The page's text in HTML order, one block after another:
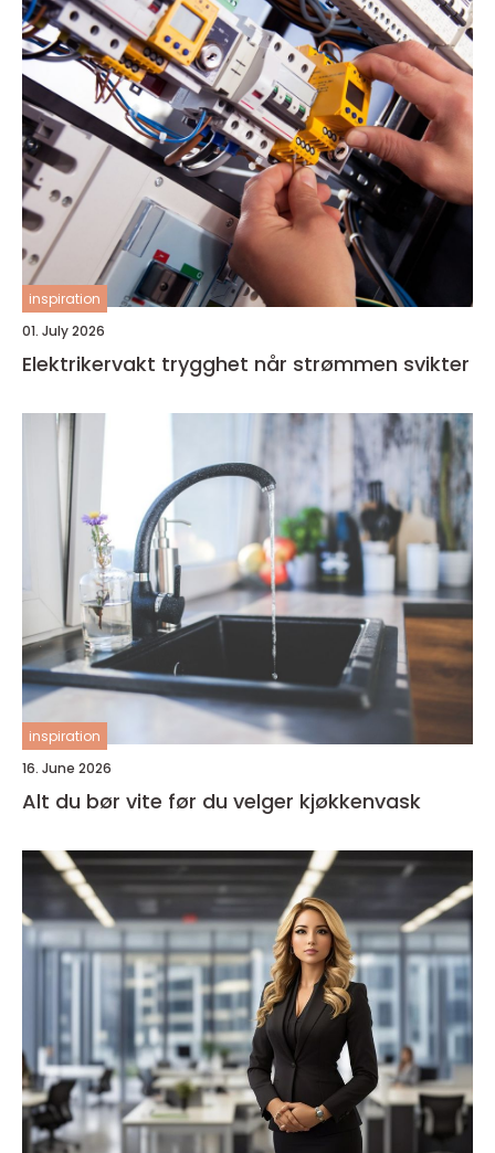
inspiration
01. July 2026
Elektrikervakt trygghet når strømmen svikter
inspiration
16. June 2026
Alt du bør vite før du velger kjøkkenvask